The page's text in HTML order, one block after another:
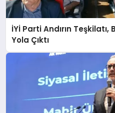
İYİ Parti Andırın
Yola Çıktı